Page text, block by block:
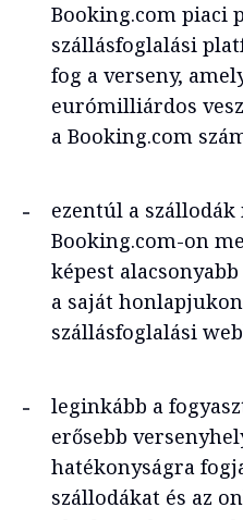
Booking.com piaci
szállásfoglalási
fog a verseny,
eurómilliárdos
a Booking.com
ezentúl a
Booking.com-on
képest
a saját
szállásfoglalási
leginkább a
erősebb
hatékonyságra
szállodákat és az